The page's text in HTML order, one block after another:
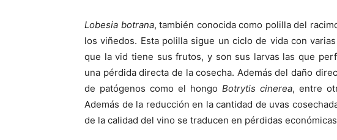
Lobesia botrana, también conocida como polilla del
los viñedos. Esta polilla sigue un ciclo de vida con
que la vid tiene sus frutos, y son sus larvas las que
una pérdida directa de la cosecha. Además del daño
de patógenos como el hongo Botrytis cinerea, entre
Además de la reducción en la cantidad de uvas
de la calidad del vino se traducen en pérdidas